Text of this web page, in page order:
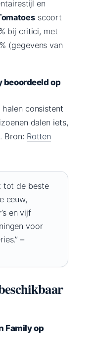
en
scoort
bij critici, met
(gegevens van
beoordeeld op
halen consistent
dalen iets,
Bron: Rotten
tot de beste
eeuw,
en vijf
voor
–
Family op